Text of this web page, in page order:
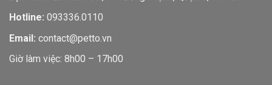
Hotline: 093336.0110
Email: contact@petto.vn
Giờ làm việc: 8h00 – 17h00